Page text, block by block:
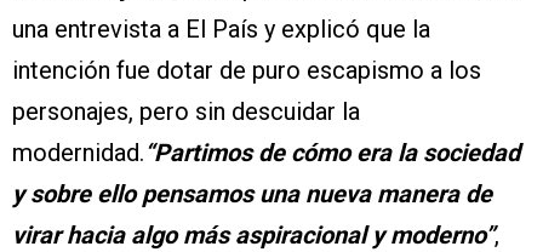
una entrevista a El País y explicó que la
intención fue dotar de puro escapismo a los
personajes, pero sin descuidar la
modernidad.“Partimos de cómo era la sociedad
y sobre ello pensamos una nueva manera de
virar hacia algo más aspiracional y moderno”,